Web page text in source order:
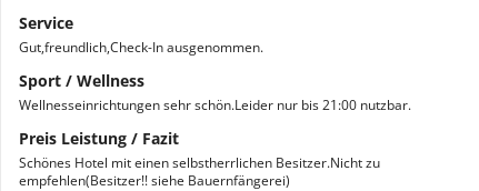
Service
Gut,freundlich,Check-In ausgenommen.
Sport / Wellness
Wellnesseinrichtungen sehr schön.Leider nur bis 21:00 nutzbar.
Preis Leistung / Fazit
Schönes Hotel mit einen selbstherrlichen Besitzer.Nicht zu
empfehlen(Besitzer!! siehe Bauernfängerei)